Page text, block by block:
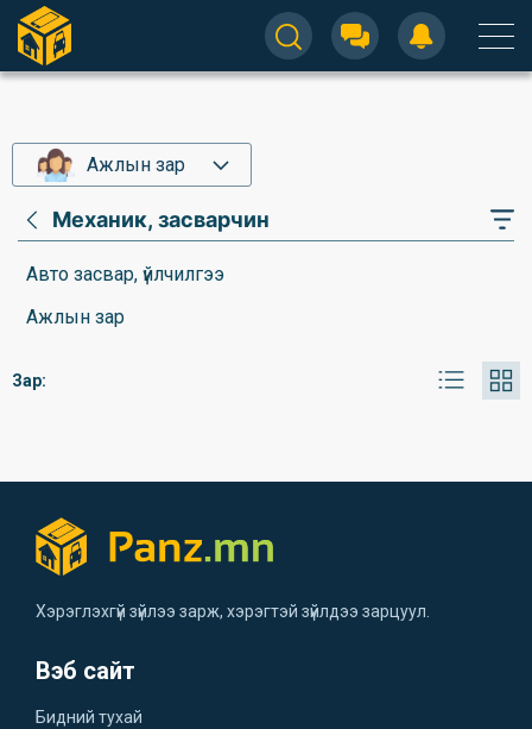
Ажлын зар
Механик, засварчин
Авто засвар, үйлчилгээ
Ажлын зар
Зар:
Хэрэглэхгүй зүйлээ зарж, хэрэгтэй зүйлдээ зарцуул.
Вэб сайт
Бидний тухай